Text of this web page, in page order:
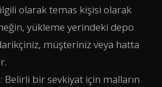
olarak temas kişisi olarak
yükleme yerindeki depo
müşteriniz veya hatta
: Belirli bir sevkiyat için malların